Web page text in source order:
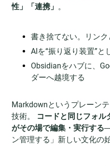
性」「連携」 。
書き捨てない。リン
AIを“振り返り装置”と
Obsidianをハブに、
ダーへ越境する
Markdownというプレーン
技術。
コードと同じフォル
がその場で編集・実行する
ン管理する」新しい文化の